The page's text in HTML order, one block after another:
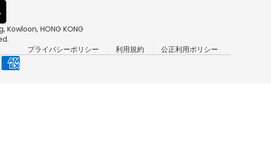
Kowloon, HONG KONG
プライバシーポリシー
利用規約 公正利用ポリシー